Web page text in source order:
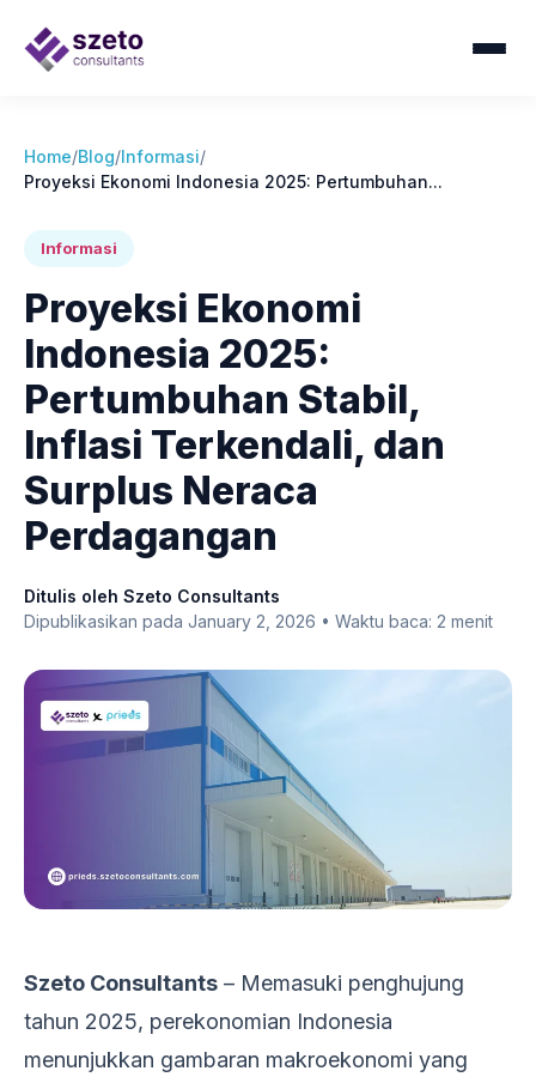
Home/Blog/Informasi/
Proyeksi Ekonomi Indonesia 2025: Pertumbuhan...
Informasi
Proyeksi Ekonomi
Indonesia 2025:
Pertumbuhan Stabil,
Inflasi Terkendali, dan
Surplus Neraca
Perdagangan
Ditulis oleh Szeto Consultants
Dipublikasikan pada January 2, 2026 • Waktu baca: 2 menit
Szeto Consultants – Memasuki penghujung
tahun 2025, perekonomian Indonesia
menunjukkan gambaran makroekonomi yang